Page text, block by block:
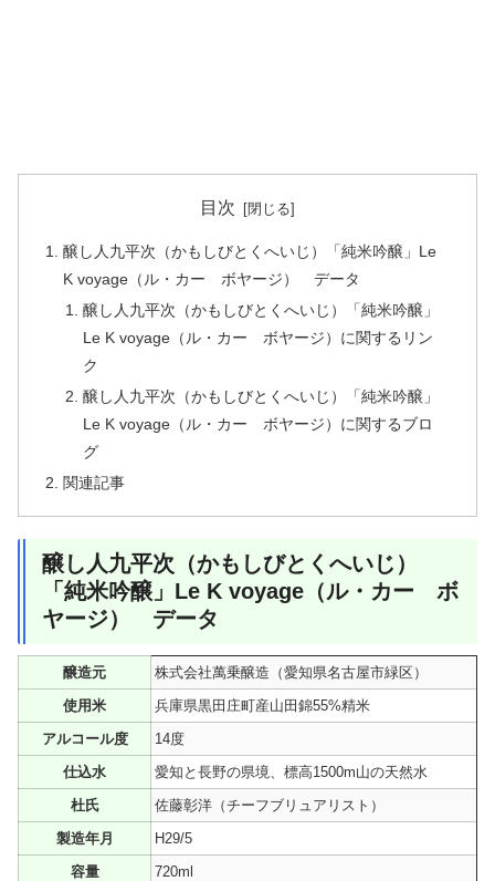
目次
醸し人九平次（かもしびとくへいじ）「純米吟醸」Le
K voyage（ル・カー ボヤージ） データ
醸し人九平次（かもしびとくへいじ）「純米吟醸」
Le K voyage（ル・カー ボヤージ）に関するリン
ク
醸し人九平次（かもしびとくへいじ）「純米吟醸」
Le K voyage（ル・カー ボヤージ）に関するブロ
グ
関連記事
醸し人九平次（かもしびとくへいじ）
「純米吟醸」Le K voyage（ル・カー ボ
ヤージ） データ
醸造元
株式会社萬乗醸造（愛知県名古屋市緑区）
使用米
兵庫県黒田庄町産山田錦55%精米
アルコール度
14度
仕込水
愛知と長野の県境、標高1500m山の天然水
杜氏
佐藤彰洋（チーフブリュアリスト）
製造年月
H29/5
容量
720ml